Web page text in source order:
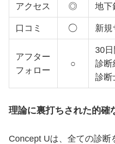
アクセス ◎ 地下
口コミ ◯ 新規
アフター
フォロー
○
30
診断
診断
理論に裏打ちされた的確
Concept Uは、全ての診断